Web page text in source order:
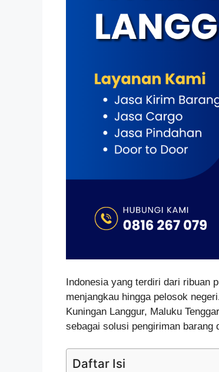
Indonesia yang terdiri dari ribuan
menjangkau hingga pelosok
Kuningan Langgur, Maluku
sebagai solusi pengiriman barang
Daftar Isi